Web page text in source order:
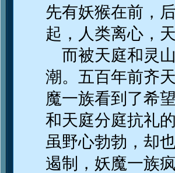
先有妖猴在前，
起，人类离心，
而被天庭和灵
潮。五百年前齐
魔一族看到了希
和天庭分庭抗礼
虽野心勃勃，却
遏制，妖魔一族